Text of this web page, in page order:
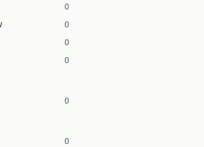
0
0
0
0
0
0